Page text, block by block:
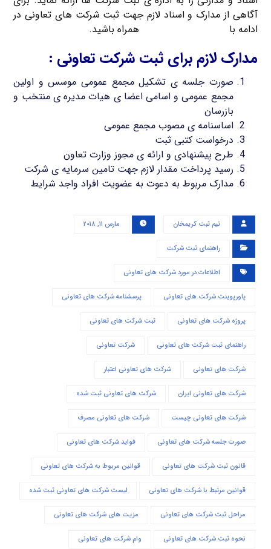
آگاهی از مدارک و اسناد لازم جهت ثبت شرکت های تعاونی در
ادامه با
همراه باشید.
مدارک لازم برای ثبت شرکت تعاونی :
صورت جلسه ی تشکیل مجمع عمومی موسس و اولین
مجمع عمومی و اسامی اعضا ی هیات مدیره ی منتخب و
بازرسان
اساسنامه ی مصوب مجمع عمومی
درخواست کتبی ثبت
طرح پیشنهادی و ارائه ی مجوز وزارت تعاون
رسید پرداخت مقدار لازم جهت تامین سرمایه ی شرکت
مدارک مربوط به دعوت به عضویت افراد واجد شرایط
تیم ثبت کریمخان مارس ۱۱, ۲۰۱۸
راهنمای ثبت شرکت
اطلاعات در مورد شرکت های تعاونی
پاورپوینت شرکت های تعاونی پرسشنامه شرکت های تعاونی
پروژه شرکت های تعاونی ثبت شرکت های تعاونی
راهنمای ثبت شرکت های تعاونی شرکت تعاونی
شرکت های تعاونی شرکت های تعاونی اعتبار
شرکت های تعاونی ایران شرکت های تعاونی ثبت شده
شرکت های تعاونی چیست شرکت های تعاونی مصرف
صورت جلسه شرکت های تعاونی فواید شرکت های تعاونی
قانون ثبت شرکت های تعاونی قوانین مربوط به شرکت های تعاونی
قوانین مرتبط با شرکت های تعاونی لیست شرکت های تعاونی ثبت شده
مراحل ثبت شرکت های تعاونی مزیت های شرکت های تعاونی
نحوه ثبت شرکت های تعاونی وام شرکت های تعاونی